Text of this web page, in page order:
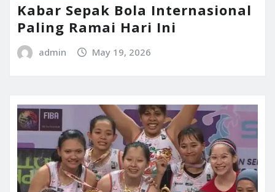
Kabar Sepak Bola Internasional
Paling Ramai Hari Ini
admin May 19, 2026